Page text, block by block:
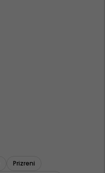
Prizreni